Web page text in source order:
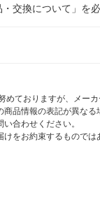
交換について」を
ておりますが、メー
品情報の表記が異な
合わせください。
をお約束するもので